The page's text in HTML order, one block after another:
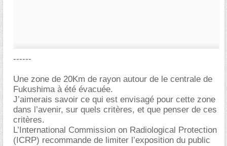
------
Une zone de 20Km de rayon autour de le centrale de
Fukushima à été évacuée.
J’aimerais savoir ce qui est envisagé pour cette zone
dans l’avenir, sur quels critères, et que penser de ces
critères.
L’International Commission on Radiological Protection
(ICRP) recommande de limiter l’exposition du public